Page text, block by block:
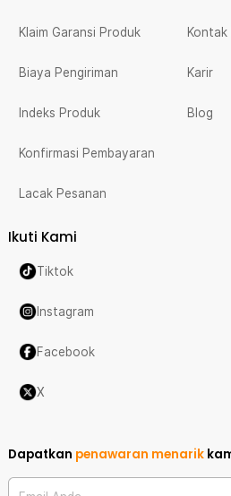
Klaim Garansi Produk
Biaya Pengiriman
Indeks Produk
Konfirmasi Pembayaran
Lacak Pesanan
Kontak
Karir
Blog
Ikuti Kami
Tiktok
Instagram
Facebook
X
Dapatkan penawaran menarik